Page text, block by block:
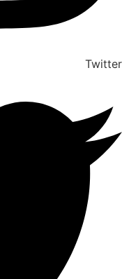
Twitter